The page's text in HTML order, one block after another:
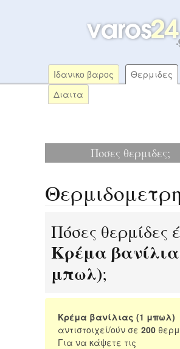
Ιδανικο βαρος
Θερμιδες
Διαιτα
Ποσες θερμιδες;
Πόσες θερμίδες
Κρέμα
μπωλ);
Κρέμα βανίλιας (1 μπωλ)
αντιστοιχεί/ούν σε 200
Για να κάψετε τις